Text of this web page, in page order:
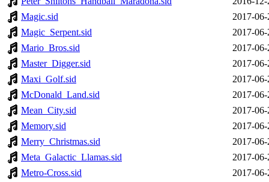
Magic.sid
2017-
Magic_Serpent.sid
2017-
Mario_Bros.sid
2017-
Master_Digger.sid
2017-
Maxi_Golf.sid
2017-
McDonald_Land.sid
2017-
Mean_City.sid
2017-
Memory.sid
2017-
Merry_Christmas.sid
2017-
Meta_Galactic_Llamas.sid
2017-
Metro-Cross.sid
2017-